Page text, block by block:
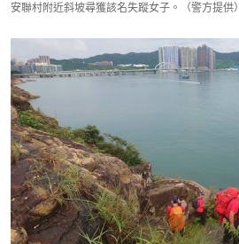
安聯村附近斜坡尋獲該名失蹤女子。（警方提供）